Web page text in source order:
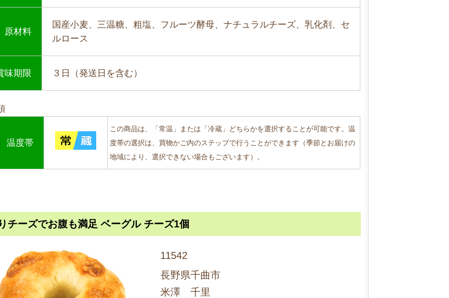
原材料
国産小麦、三温糖、粗塩、フルーツ酵母、ナチュラルチーズ、乳化剤、セ
ルロース
味期限 ３日（発送日を含む）
温度帯
この商品は、「常温」または「冷蔵」どちらかを選択することが可能です。温
度帯の選択は、買物かご内のステップで行うことができます（季節とお届けの
地域により、選択できない場合もございます）。
チーズでお腹も満足 ベーグル チーズ1個
11542
長野県千曲市
米澤 千里